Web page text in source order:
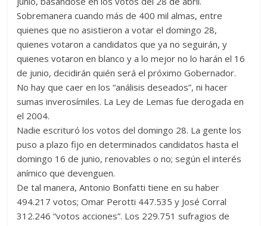
Sobremanera cuando más de 400 mil almas, entre
quienes que no asistieron a votar el domingo 28,
quienes votaron a candidatos que ya no seguirán, y
quienes votaron en blanco y a lo mejor no lo harán el 16
de junio, decidirán quién será el próximo Gobernador.
No hay que caer en los “análisis deseados”, ni hacer
sumas inverosímiles. La Ley de Lemas fue derogada en
el 2004.
Nadie escrituró los votos del domingo 28. La gente los
puso a plazo fijo en determinados candidatos hasta el
domingo 16 de junio, renovables o no; según el interés
anímico que devenguen.
De tal manera, Antonio Bonfatti tiene en su haber
494.217 votos; Omar Perotti 447.535 y José Corral
312.246 “votos acciones”. Los 229.751 sufragios de